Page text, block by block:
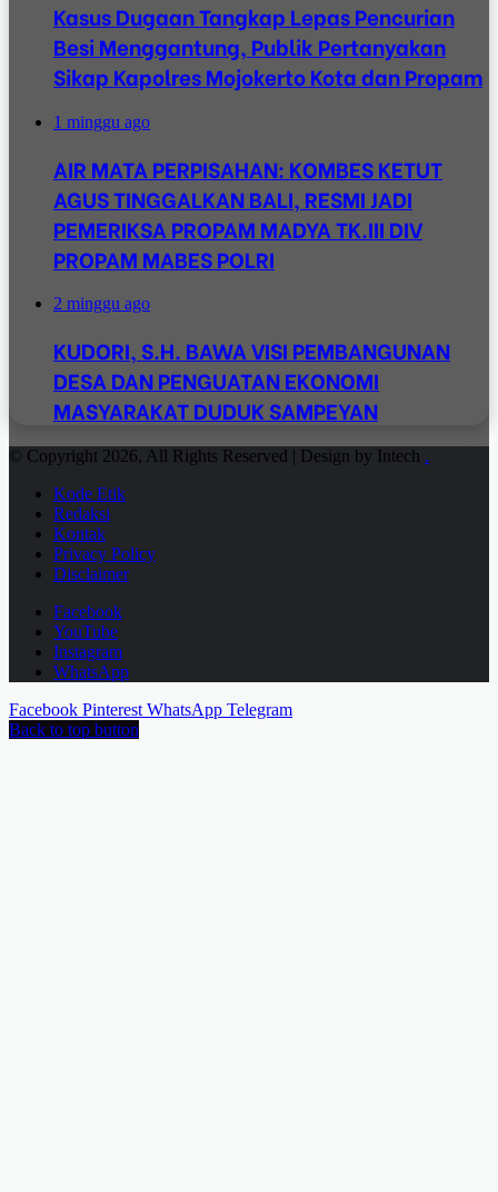
Kasus Dugaan Tangkap Lepas Pencurian
Besi Menggantung, Publik Pertanyakan
Sikap Kapolres Mojokerto Kota dan Propam
1 minggu ago
AIR MATA PERPISAHAN: KOMBES KETUT
AGUS TINGGALKAN BALI, RESMI JADI
PEMERIKSA PROPAM MADYA TK.III DIV
PROPAM MABES POLRI
2 minggu ago
KUDORI, S.H. BAWA VISI PEMBANGUNAN
DESA DAN PENGUATAN EKONOMI
MASYARAKAT DUDUK SAMPEYAN
© Copyright 2026, All Rights Reserved | Design by Intech .
Kode Etik
Redaksi
Kontak
Privacy Policy
Disclaimer
Facebook
YouTube
Instagram
WhatsApp
Facebook Pinterest WhatsApp Telegram
Back to top button